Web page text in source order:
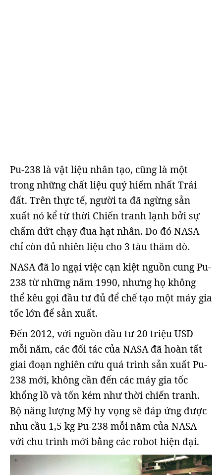
Pu-238 là vật liệu nhân tạo, cũng là một
trong những chất liệu quý hiếm nhất Trái
đất. Trên thực tế, người ta đã ngừng sản
xuất nó kể từ thời Chiến tranh lạnh bởi sự
chấm dứt chạy đua hạt nhân. Do đó NASA
chỉ còn đủ nhiên liệu cho 3 tàu thăm dò.
NASA đã lo ngại việc cạn kiệt nguồn cung Pu-
238 từ những năm 1990, nhưng họ không
thể kêu gọi đầu tư đủ để chế tạo một máy gia
tốc lớn để sản xuất.
Đến 2012, với nguồn đầu tư 20 triệu USD
mỗi năm, các đối tác của NASA đã hoàn tất
giai đoạn nghiên cứu quá trình sản xuất Pu-
238 mới, không cần đến các máy gia tốc
khổng lồ và tốn kém như thời chiến tranh.
Bộ năng lượng Mỹ hy vọng sẽ đáp ứng được
nhu cầu 1,5 kg Pu-238 mỗi năm của NASA
với chu trình mới bằng các robot hiện đại.